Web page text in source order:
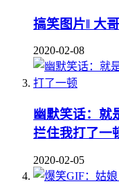
搞笑图片‖ 大
2020-02-08
幽默笑话：就
拦住我打了一
2020-02-05